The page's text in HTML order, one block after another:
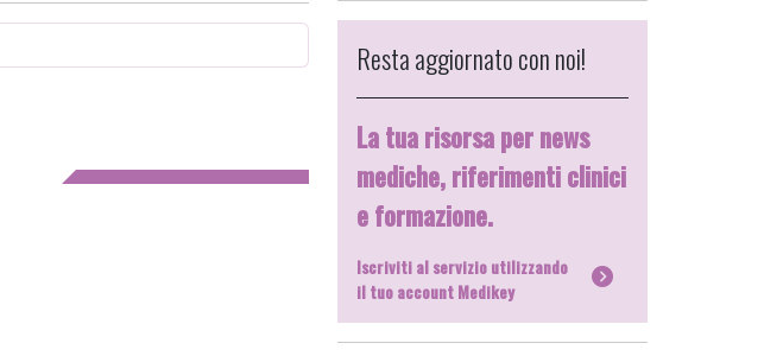
Resta aggiornato con noi!
La tua risorsa per news
mediche, riferimenti clinici
e formazione.
Iscriviti al servizio utilizzando
il tuo account Medikey